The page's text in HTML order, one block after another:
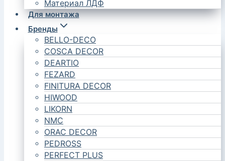
Материал ЛДФ
Для монтажа
Бренды
BELLO-DECO
COSCA DECOR
DEARTIO
FEZARD
FINITURA DECOR
HIWOOD
LIKORN
NMC
ORAC DECOR
PEDROSS
PERFECT PLUS